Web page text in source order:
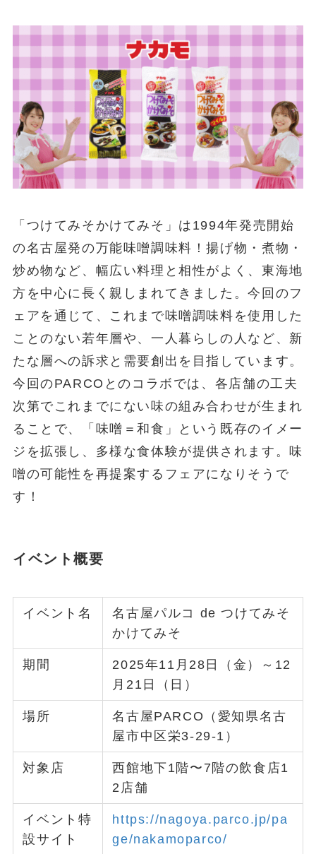
「つけてみそかけてみそ」は1994年発売開始
の名古屋発の万能味噌調味料！揚げ物・煮物・
炒め物など、幅広い料理と相性がよく、東海地
方を中心に長く親しまれてきました。今回のフ
ェアを通じて、これまで味噌調味料を使用した
ことのない若年層や、一人暮らしの人など、新
たな層への訴求と需要創出を目指しています。
今回のPARCOとのコラボでは、各店舗の工夫
次第でこれまでにない味の組み合わせが生まれ
ることで、「味噌＝和食」という既存のイメー
ジを拡張し、多様な食体験が提供されます。味
噌の可能性を再提案するフェアになりそうで
す！
イベント概要
イベント名
名古屋パルコ de つけてみそ
かけてみそ
期間
2025年11月28日（金）～12
月21日（日）
場所
名古屋PARCO（愛知県名古
屋市中区栄3-29-1）
対象店
西館地下1階〜7階の飲食店1
2店舗
イベント特
設サイト
https://nagoya.parco.jp/pa
ge/nakamoparco/